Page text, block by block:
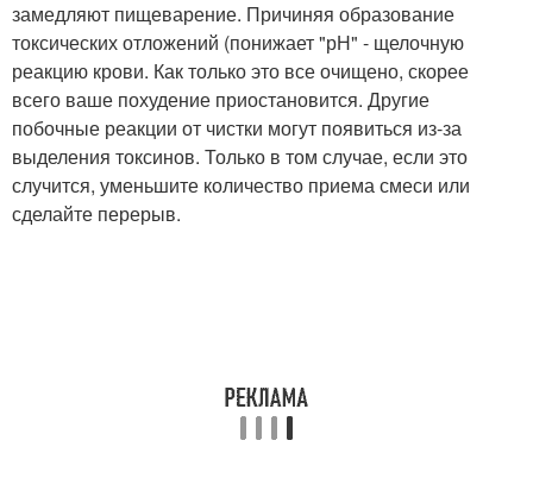
замедляют пищеварение. Причиняя образование
токсических отложений (понижает "рН" - щелочную
реакцию крови. Как только это все очищено, скорее
всего ваше похудение приостановится. Другие
побочные реакции от чистки могут появиться из-за
выделения токсинов. Только в том случае, если это
случится, уменьшите количество приема смеси или
сделайте перерыв.